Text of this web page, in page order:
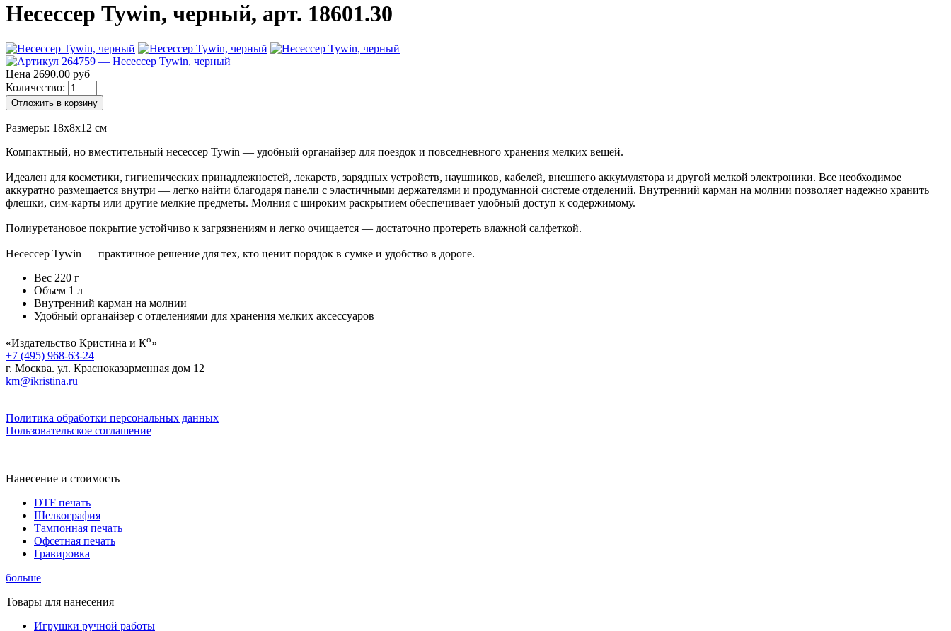
Несессер Tywin, черный, арт. 18601.30
Цена 2690.00 руб
Количество:
Отложить в корзину
Размеры: 18x8x12 см
Компактный, но вместительный несессер Tywin — удобный органайзер для поездок и повседневного хранения мелких вещей.
Идеален для косметики, гигиенических принадлежностей, лекарств, зарядных устройств, наушников, кабелей, внешнего аккумулятора и другой мелкой электроники. Все необходимое
аккуратно размещается внутри — легко найти благодаря панели с эластичными держателями и продуманной системе отделений. Внутренний карман на молнии позволяет надежно хранить
флешки, сим-карты или другие мелкие предметы. Молния с широким раскрытием обеспечивает удобный доступ к содержимому.
Полиуретановое покрытие устойчиво к загрязнениям и легко очищается — достаточно протереть влажной салфеткой.
Несессер Tywin — практичное решение для тех, кто ценит порядок в сумке и удобство в дороге.
Вес 220 г
Объем 1 л
Внутренний карман на молнии
Удобный органайзер с отделениями для хранения мелких аксессуаров
«Издательство Кристина и Ко»
+7 (495) 968-63-24
г. Москва. ул. Красноказарменная дом 12
km@ikristina.ru
Политика обработки персональных данных
Пользовательское соглашение
Нанесение и стоимость
DTF печать
Шелкография
Тампонная печать
Офсетная печать
Гравировка
больше
Товары для нанесения
Игрушки ручной работы